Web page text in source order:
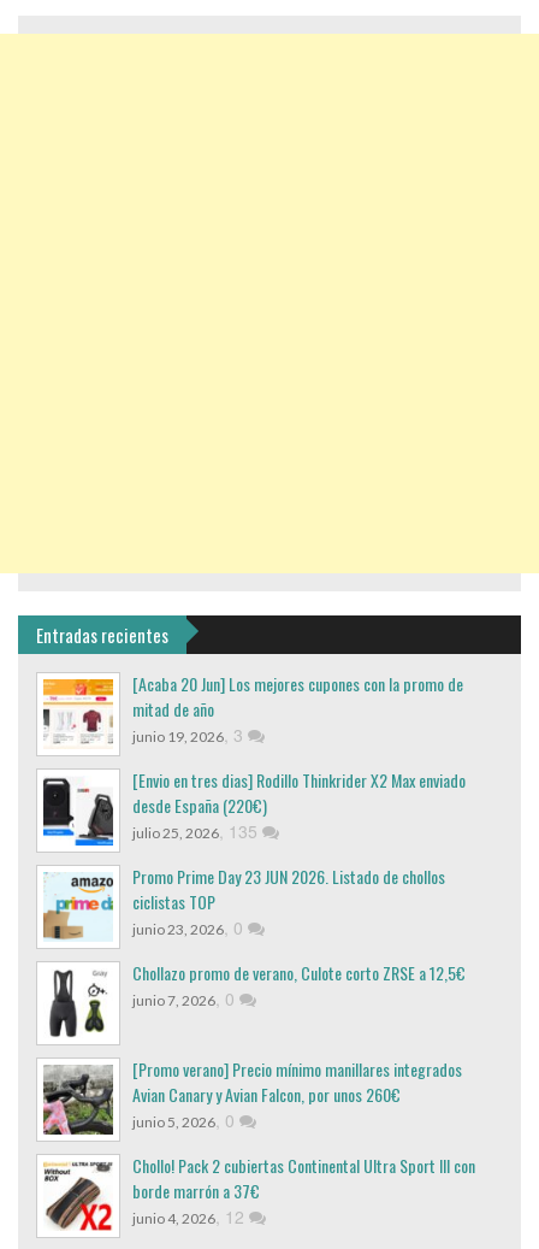
Entradas recientes
[Acaba 20 Jun] Los mejores cupones con la promo de
mitad de año
junio 19, 2026, 3
[Envio en tres dias] Rodillo Thinkrider X2 Max enviado
desde España (220€)
julio 25, 2026, 135
Promo Prime Day 23 JUN 2026. Listado de chollos
ciclistas TOP
junio 23, 2026, 0
Chollazo promo de verano, Culote corto ZRSE a 12,5€
junio 7, 2026, 0
[Promo verano] Precio mínimo manillares integrados
Avian Canary y Avian Falcon, por unos 260€
junio 5, 2026, 0
Chollo! Pack 2 cubiertas Continental Ultra Sport III con
borde marrón a 37€
junio 4, 2026, 12